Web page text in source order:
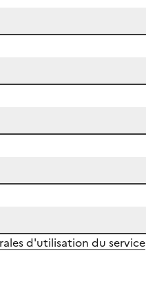
d'utilisation du service